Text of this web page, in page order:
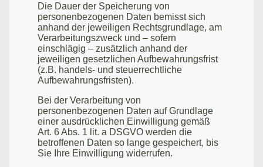
Die Dauer der Speicherung von
personenbezogenen Daten bemisst sich
anhand der jeweiligen Rechtsgrundlage, am
Verarbeitungszweck und – sofern
einschlägig – zusätzlich anhand der
jeweiligen gesetzlichen Aufbewahrungsfrist
(z.B. handels- und steuerrechtliche
Aufbewahrungsfristen).
Bei der Verarbeitung von
personenbezogenen Daten auf Grundlage
einer ausdrücklichen Einwilligung gemäß
Art. 6 Abs. 1 lit. a DSGVO werden die
betroffenen Daten so lange gespeichert, bis
Sie Ihre Einwilligung widerrufen.